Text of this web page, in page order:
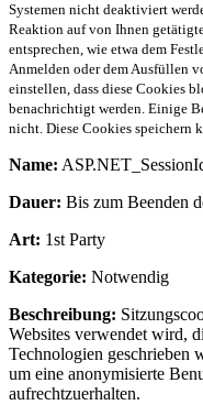
Systemen nicht deaktiviert
Reaktion auf von Ihnen
entsprechen, wie etwa dem
Anmelden oder dem Ausfüllen
einstellen, dass diese Cookies
benachrichtigt werden. Einige
nicht. Diese Cookies speichern
Name:
Dauer: Bis zum Beenden
Art: 1st Party
Kategorie: Notwendig
Beschreibung:
Websites verwendet wird,
Technologien geschrieben
um eine anonymisierte
aufrechtzuerhalten.